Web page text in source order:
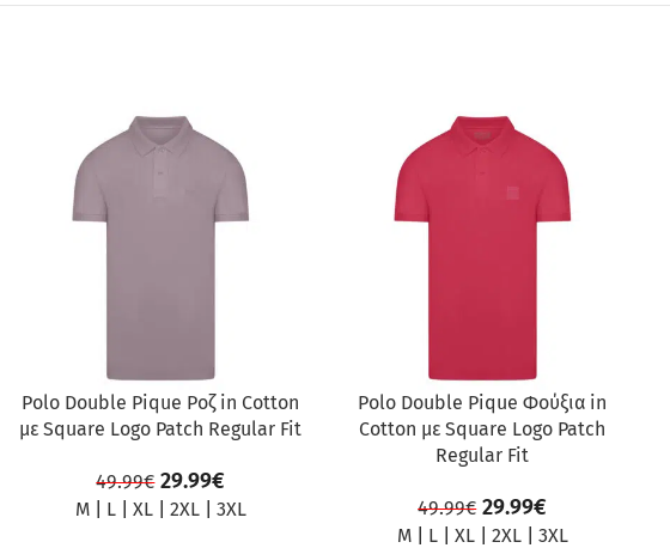
ΠΡΟΣΦΟΡΆ
Polo Double Pique Ροζ in Cotton
με Square Logo Patch Regular Fit
49.99€ 29.99€
M| L| XL| 2XL| 3XL
ΠΡΟΣΦΟΡΆ
Polo Double Pique Φούξια in
Cotton με Square Logo Patch
Regular Fit
49.99€ 29.99€
M| L| XL| 2XL| 3XL